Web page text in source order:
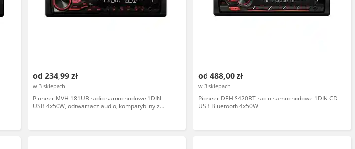
od 234,99 zł
w 3 sklepach
Pioneer MVH 181UB radio samochodowe 1DIN
USB 4x50W, odtwarzacz audio, kompatybilny z
od 488,00 zł
w 3 sklepach
Pioneer DEH S420BT radio samochodowe 1DIN CD
USB Bluetooth 4x50W